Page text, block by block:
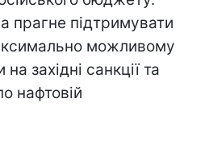
прагне підтримувати
можливому
західні санкції та
нафтовій